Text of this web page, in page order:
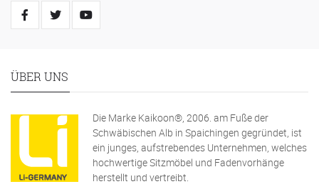
ÜBER UNS
Die Marke Kaikoon®, 2006. am Fuße der
Schwäbischen Alb in Spaichingen gegründet, ist
ein junges, aufstrebendes Unternehmen, welches
hochwertige Sitzmöbel und Fadenvorhänge
herstellt und vertreibt.